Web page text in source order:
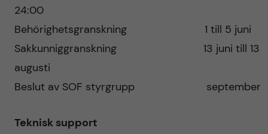
24:00
Behörighetsgranskning 1 till 5 juni
Sakkunniggranskning 13 juni till 13
augusti
Beslut av SOF styrgrupp september
Teknisk support